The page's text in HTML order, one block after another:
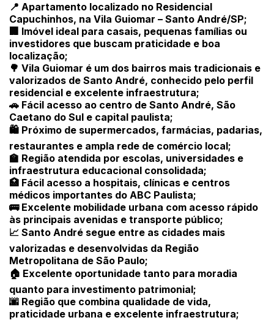
📍 Apartamento localizado no Residencial
Capuchinhos, na Vila Guiomar – Santo André/SP;
🏢 Imóvel ideal para casais, pequenas famílias ou
investidores que buscam praticidade e boa
localização;
🌳 Vila Guiomar é um dos bairros mais tradicionais e
valorizados de Santo André, conhecido pelo perfil
residencial e excelente infraestrutura;
🚗 Fácil acesso ao centro de Santo André, São
Caetano do Sul e capital paulista;
🛍️ Próximo de supermercados, farmácias, padarias,
restaurantes e ampla rede de comércio local;
🏫 Região atendida por escolas, universidades e
infraestrutura educacional consolidada;
🏥 Fácil acesso a hospitais, clínicas e centros
médicos importantes do ABC Paulista;
🚌 Excelente mobilidade urbana com acesso rápido
às principais avenidas e transporte público;
📈 Santo André segue entre as cidades mais
valorizadas e desenvolvidas da Região
Metropolitana de São Paulo;
🏠 Excelente oportunidade tanto para moradia
quanto para investimento patrimonial;
🌆 Região que combina qualidade de vida,
praticidade urbana e excelente infraestrutura;